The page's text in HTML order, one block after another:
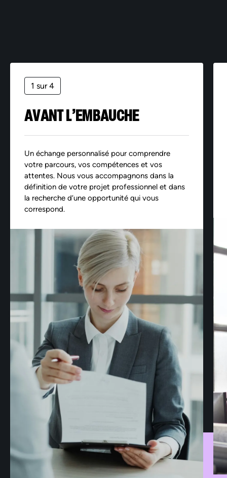
1 sur 4
AVANT L’EMBAUCHE
Un échange personnalisé pour comprendre
votre parcours, vos compétences et vos
attentes. Nous vous accompagnons dans la
définition de votre projet professionnel et dans
la recherche d’une opportunité qui vous
correspond.